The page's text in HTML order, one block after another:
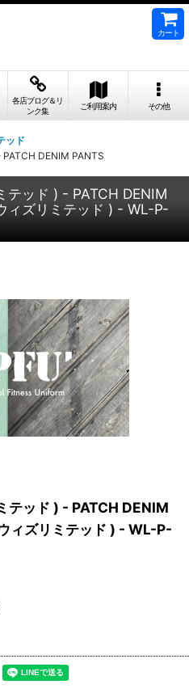
カート
各店ブログ＆リ
ンク集
ご利用案内 その他
ッド
DENIM PANTS
テッド ) - PATCH DENIM
ィズリミテッド ) - WL-P-
テッド ) - PATCH DENIM
ィズリミテッド ) - WL-P-